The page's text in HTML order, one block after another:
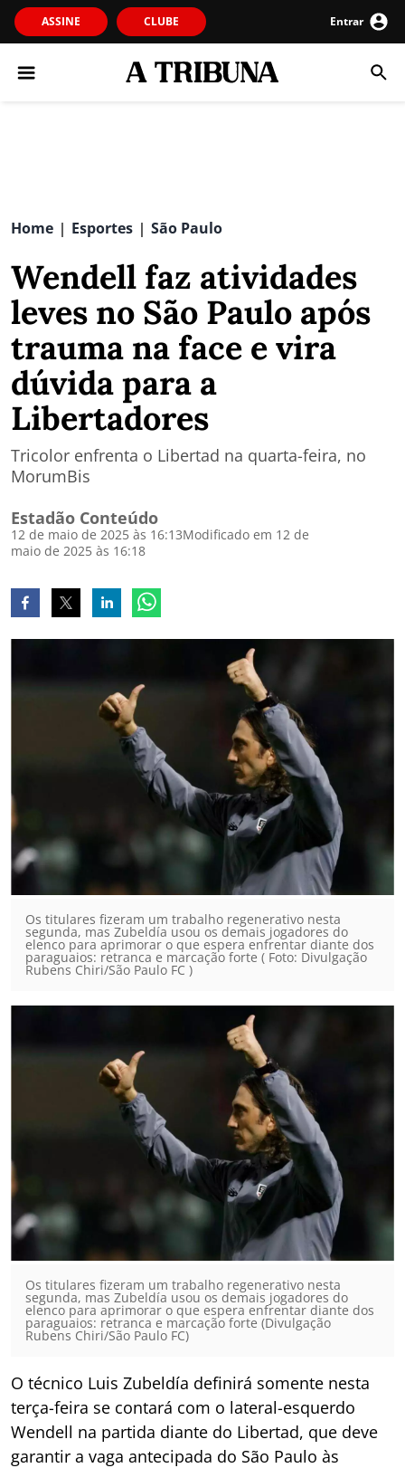
ASSINE CLUBE Entrar
Home | Esportes | São Paulo
Wendell faz atividades
leves no São Paulo após
trauma na face e vira
dúvida para a
Libertadores
Tricolor enfrenta o Libertad na quarta-feira, no
MorumBis
Estadão Conteúdo
12 de maio de 2025 às 16:13Modificado em 12 de
maio de 2025 às 16:18
Os titulares fizeram um trabalho regenerativo nesta
segunda, mas Zubeldía usou os demais jogadores do
elenco para aprimorar o que espera enfrentar diante dos
paraguaios: retranca e marcação forte ( Foto: Divulgação
Rubens Chiri/São Paulo FC )
Os titulares fizeram um trabalho regenerativo nesta
segunda, mas Zubeldía usou os demais jogadores do
elenco para aprimorar o que espera enfrentar diante dos
paraguaios: retranca e marcação forte (Divulgação
Rubens Chiri/São Paulo FC)
O técnico Luis Zubeldía definirá somente nesta
terça-feira se contará com o lateral-esquerdo
Wendell na partida diante do Libertad, que deve
garantir a vaga antecipada do São Paulo às